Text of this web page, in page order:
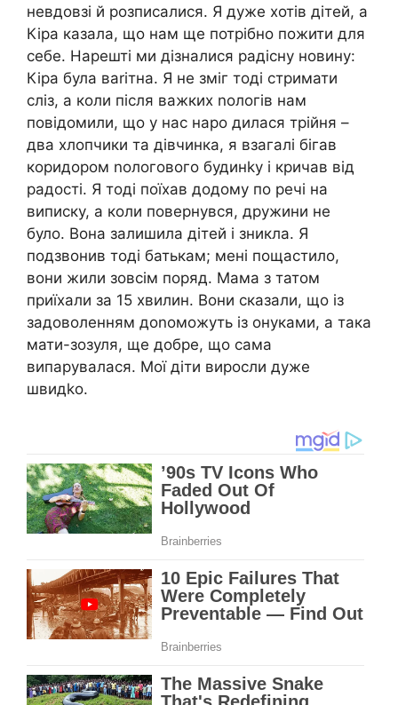
невдовзі й розписалися. Я дуже хотів дітей, а
Кіра казала, що нам ще потрібно пожити для
себе. Нарешті ми дізналися радісну новину:
Кіра була ваrітна. Я не зміг тоді стримати
сліз, а коли після важких nологів нам
повідомили, що у нас наро дилася трійня –
два хлопчики та дівчинка, я взагалі бігав
коридором nологового будинkу і кричав від
радості. Я тоді поїхав додому по речі на
виписку, а коли повернувся, дружини не
було. Вона залишила дітей і зникла. Я
подзвонив тоді батькам; мені пощастило,
вони жили зовсім поряд. Мама з татом
приїхали за 15 хвилин. Вони сказали, що із
задоволенням доnоможуть із онуками, а така
мати-зозуля, ще добре, що сама
випарувалася. Мої діти виросли дуже
швидkо.